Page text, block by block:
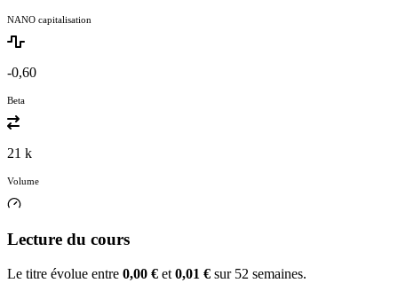
NANO capitalisation
-0,60
Beta
21 k
Volume
Lecture du cours
Le titre évolue entre 0,00 € et 0,01 € sur 52 semaines.